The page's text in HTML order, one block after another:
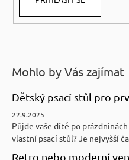
Mohlo by Vás zajímat
Dětský psací stůl pro
22.9.2025
Půjde vaše dítě po
vlastní psací stůl? Je nejvyšší
Retro nebo moderní